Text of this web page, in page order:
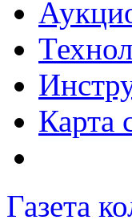
Карта
Газета